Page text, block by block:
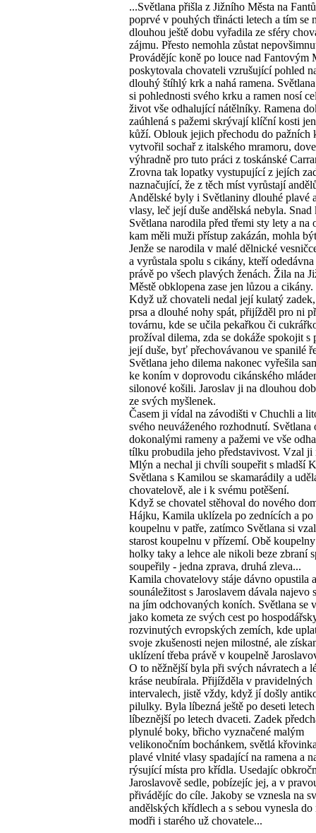
...Světlana přišla z Jižního Města na
poprvé v pouhých třinácti letech a tím se
dlouhou ještě dobu vyřadila ze sféry
zájmu. Přesto nemohla zůstat
Provádějíc koně po louce nad Fantovým
poskytovala chovateli vzrušující pohled
dlouhý štíhlý krk a nahá ramena.
si pohlednosti svého krku a ramen nosí
život vše odhalující nátělníky. Ramena
zaúhlená s pažemi skrývají klíční kosti
kůží. Oblouk jejich přechodu do pažních
vytvořil sochař z italského mramoru,
výhradně pro tuto práci z toskánské
Zrovna tak lopatky vystupující z jejích
naznačující, že z těch míst vyrůstají
Andělské byly i Světlaniny dlouhé plavé
vlasy, leč její duše andělská nebyla. Snad
Světlana narodila před třemi sty lety a na
kam měli muži přístup zakázán, mohla
Jenže se narodila v malé dělnické
a vyrůstala spolu s cikány, kteří
právě po všech plavých ženách. Žila na
Městě obklopena zase jen lůzou a cikány.
Když už chovateli nedal její kulatý
prsa a dlouhé nohy spát, přijížděl pro ni
továrnu, kde se učila pekařkou či
prožíval dilema, zda se dokáže spokojit s
její duše, byť přechovávanou ve spanilé
Světlana jeho dilema nakonec vyřešila
ke koním v doprovodu cikánského
silonové košili. Jaroslav ji na dlouhou
ze svých myšlenek.
Časem ji vídal na závodišti v Chuchli a
svého neuváženého rozhodnutí. Světlana
dokonalými rameny a pažemi ve vše
tílku probudila jeho představivost. Vzal ji
Mlýn a nechal ji chvíli soupeřit s mladší
Světlana s Kamilou se skamarádily a
chovatelově, ale i k svému potěšení.
Když se chovatel stěhoval do nového
Hájku, Kamila uklízela po zednících a
koupelnu v patře, zatímco Světlana si
starost koupelnu v přízemí. Obě
holky taky a lehce ale nikoli beze zbraní
soupeřily - jedna zprava, druhá zleva...
Kamila chovatelovy stáje dávno opustila
sounáležitost s Jaroslavem dávala najevo
na jím odchovaných koních. Světlana se
jako kometa ze svých cest po
rozvinutých evropských zemích, kde
svoje zkušenosti nejen milostné, ale
uklízení třeba právě v koupelně
O to něžnější byla při svých návratech a
kráse neubírala. Přijížděla v pravidelných
intervalech, jistě vždy, když jí došly
pilulky. Byla líbezná ještě po deseti letech
líbeznější po letech dvaceti. Zadek
plynulé boky, břicho vyznačené malým
velikonočním bochánkem, světlá
plavé vlnité vlasy spadající na ramena a
rýsující místa pro křídla. Usedajíc
Jaroslavově sedle, pobízejíc jej, a v
přivádějíc do cíle. Jakoby se vznesla na
andělských křídlech a s sebou vynesla do
modři i starého už chovatele...